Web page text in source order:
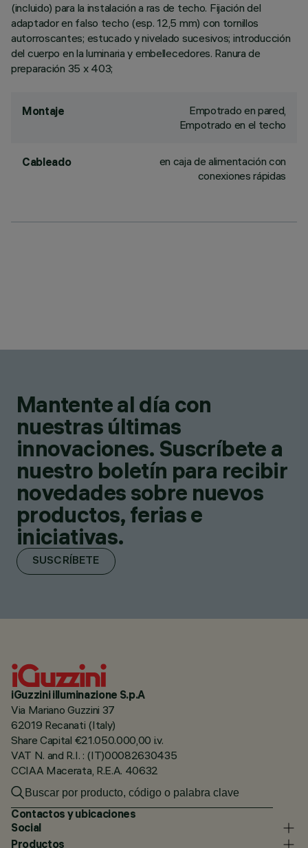
(incluido) para la instalación a ras de techo. Fijación del
adaptador en falso techo (esp. 12,5 mm) con tornillos
autorroscantes; estucado y nivelado sucesivos; introducción
del cuerpo en la luminaria y embellecedores. Ranura de
preparación 35 x 403;
Montaje
Empotrado en pared,
Empotrado en el techo
Cableado
en caja de alimentación con
conexiones rápidas
Mantente al día con
nuestras últimas
innovaciones. Suscríbete a
nuestro boletín para recibir
novedades sobre nuevos
productos, ferias e
iniciativas.
SUSCRÍBETE
iGuzzini illuminazione S.p.A
Via Mariano Guzzini 37
62019 Recanati (Italy)
Share Capital €21.050.000,00 i.v.
VAT N. and R.I. : (IT)00082630435
CCIAA Macerata, R.E.A. 40632
Contactos y ubicaciones
Social
Productos